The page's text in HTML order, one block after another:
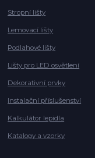
Stropní lišty
Lemovací lišty
Podlahové lišty
Lišty pro LED osvětlení
Dekorativní prvky
Instalační příslušenství
Kalkulátor lepidla
Katalogy a vzorky